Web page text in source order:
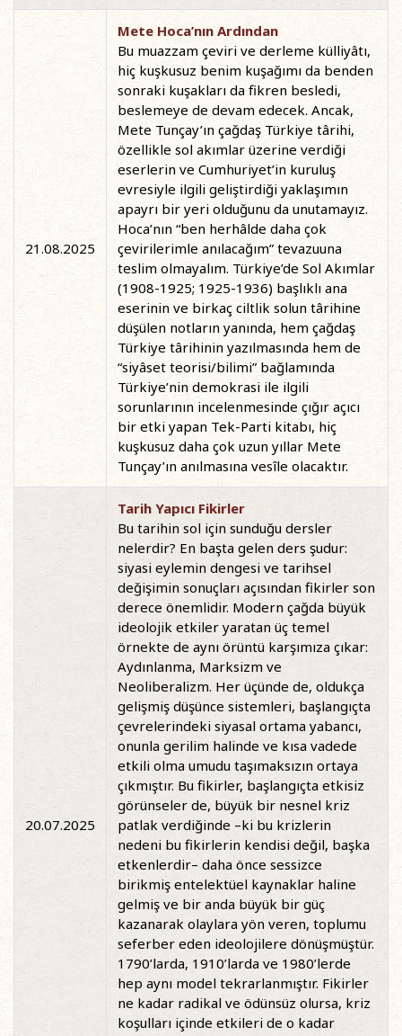
21.08.2025
Mete Hoca’nın Ardından
Bu muazzam çeviri ve derleme külliyâtı,
hiç kuşkusuz benim kuşağımı da benden
sonraki kuşakları da fikren besledi,
beslemeye de devam edecek. Ancak,
Mete Tunçay’ın çağdaş Türkiye târihi,
özellikle sol akımlar üzerine verdiği
eserlerin ve Cumhuriyet’in kuruluş
evresiyle ilgili geliştirdiği yaklaşımın
apayrı bir yeri olduğunu da unutamayız.
Hoca’nın “ben herhâlde daha çok
çevirilerimle anılacağım” tevazuuna
teslim olmayalım. Türkiye’de Sol Akımlar
(1908-1925; 1925-1936) başlıklı ana
eserinin ve birkaç ciltlik solun târihine
düşülen notların yanında, hem çağdaş
Türkiye târihinin yazılmasında hem de
“siyâset teorisi/bilimi” bağlamında
Türkiye’nin demokrasi ile ilgili
sorunlarının incelenmesinde çığır açıcı
bir etki yapan Tek-Parti kitabı, hiç
kuşkusuz daha çok uzun yıllar Mete
Tunçay’ın anılmasına vesîle olacaktır.
20.07.2025
Tarih Yapıcı Fikirler
Bu tarihin sol için sunduğu dersler
nelerdir? En başta gelen ders şudur:
siyasi eylemin dengesi ve tarihsel
değişimin sonuçları açısından fikirler son
derece önemlidir. Modern çağda büyük
ideolojik etkiler yaratan üç temel
örnekte de aynı örüntü karşımıza çıkar:
Aydınlanma, Marksizm ve
Neoliberalizm. Her üçünde de, oldukça
gelişmiş düşünce sistemleri, başlangıçta
çevrelerindeki siyasal ortama yabancı,
onunla gerilim halinde ve kısa vadede
etkili olma umudu taşımaksızın ortaya
çıkmıştır. Bu fikirler, başlangıçta etkisiz
görünseler de, büyük bir nesnel kriz
patlak verdiğinde –ki bu krizlerin
nedeni bu fikirlerin kendisi değil, başka
etkenlerdir– daha önce sessizce
birikmiş entelektüel kaynaklar haline
gelmiş ve bir anda büyük bir güç
kazanarak olaylara yön veren, toplumu
seferber eden ideolojilere dönüşmüştür.
1790’larda, 1910’larda ve 1980’lerde
hep aynı model tekrarlanmıştır. Fikirler
ne kadar radikal ve ödünsüz olursa, kriz
koşulları içinde etkileri de o kadar